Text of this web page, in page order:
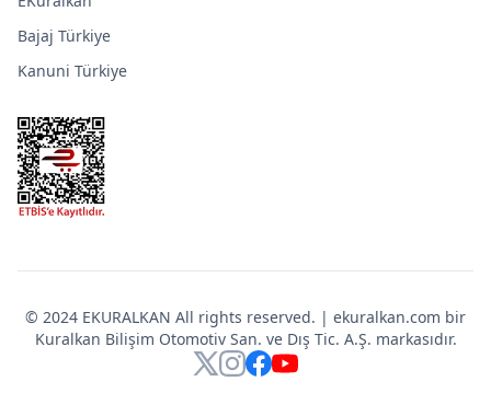
Bajaj Türkiye
Kanuni Türkiye
© 2024 EKURALKAN All rights reserved. | ekuralkan.com bir
Kuralkan Bilişim Otomotiv San. ve Dış Tic. A.Ş. markasıdır.